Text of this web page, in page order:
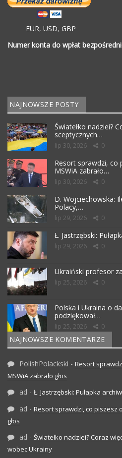
EUR, USD, GBP
Numer konta do wpłat
NAJNOWSZE POSTY
Światełko nadziei?
sceptycznych…
lip 30, 2026 0
Resort sprawdzi, co
MSWiA zabrało…
lip 30, 2026 0
D. Wojciechowska:
Polacy,…
lip 29, 2026 0
Ł. Jastrzębski:
lip 29, 2026 0
Ukraiński profesor
lip 25, 2026 0
Polska i Ukraina o
podziękował…
lip 25, 2026 0
NAJNOWSZE KOMENTARZE
PolishPolackski - Resort
MSWiA zabrało głos
ad - Ł. Jastrzębski: Pułapka
ad - Resort sprawdzi, co piszesz
głos
ad - Światełko nadziei? Coraz
wobec Ukrainy